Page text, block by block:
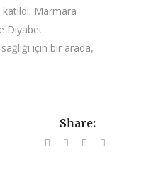
Marmara
Diyabet
için bir arada,
Share: